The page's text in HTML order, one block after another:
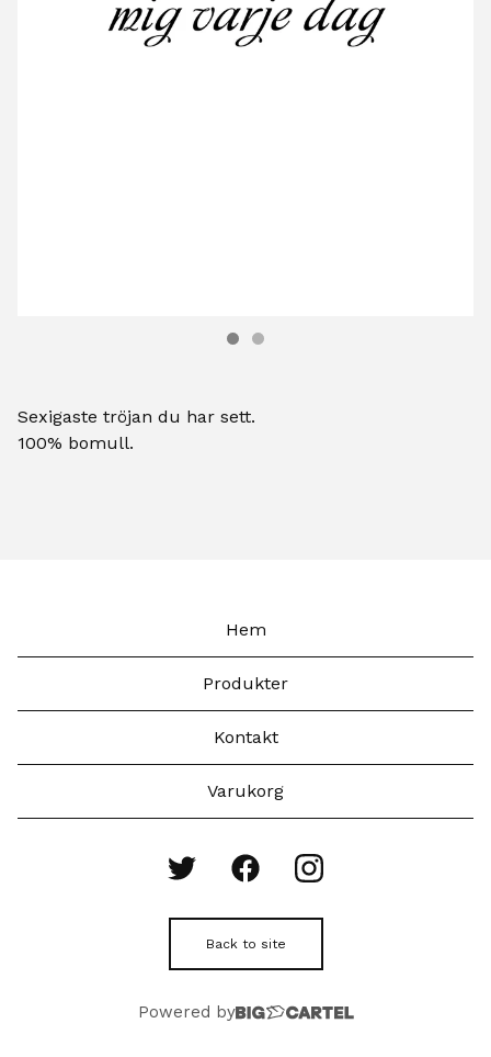
Sexigaste tröjan du har sett.
100% bomull.
Hem
Produkter
Kontakt
Varukorg
Back to site
Powered by